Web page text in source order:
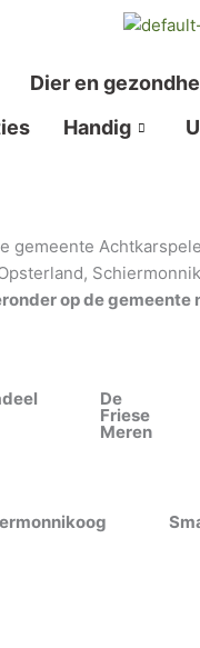
Dier en
Handig
op de gemeente
De
Friese
Meren